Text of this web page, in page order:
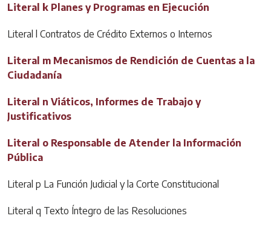
Literal k Planes y Programas en Ejecución
Literal l Contratos de Crédito Externos o Internos
Literal m Mecanismos de Rendición de Cuentas a la
Ciudadanía
Literal n Viáticos, Informes de Trabajo y
Justificativos
Literal o Responsable de Atender la Información
Pública
Literal p La Función Judicial y la Corte Constitucional
Literal q Texto Íntegro de las Resoluciones